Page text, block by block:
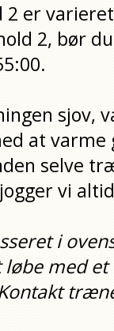
2 er
2, bør
sjov,
at varme
selve
vi
i
med